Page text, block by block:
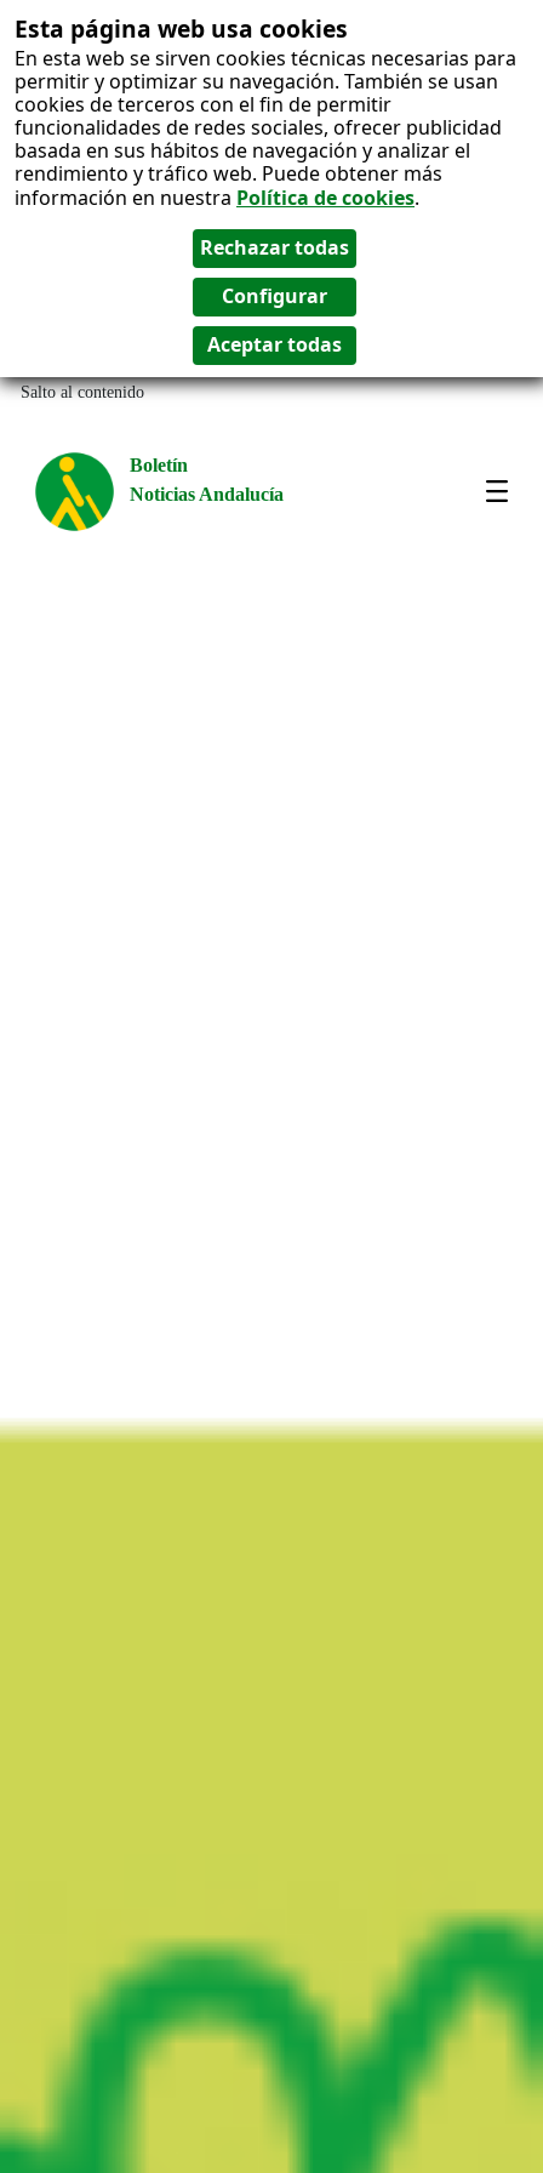
Esta página web usa cookies
En esta web se sirven cookies técnicas necesarias para
permitir y optimizar su navegación. También se usan
cookies de terceros con el fin de permitir
funcionalidades de redes sociales, ofrecer publicidad
basada en sus hábitos de navegación y analizar el
rendimiento y tráfico web. Puede obtener más
información en nuestra Política de cookies.
Salto al contenido
Boletín
Noticias Andalucía